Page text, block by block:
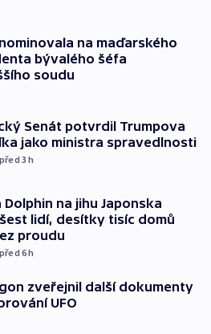
na maďarského
bývalého šéfa
soudu
Senát potvrdil Trumpova
jako ministra spravedlnosti
před 3h
Dolphin na jihu Japonska
lidí, desítky tisíc domů
proudu
před 6h
zveřejnil další dokumenty
UFO